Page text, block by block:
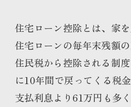
住宅ローン控除とは、家を
住宅ローンの毎年末残額
住民税から控除される制
に10年間で戻ってくる税
支払利息より61万円も多